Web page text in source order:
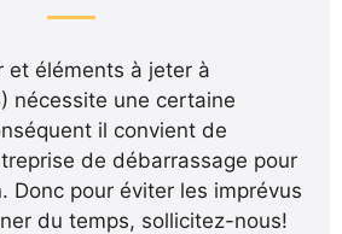
et éléments à jeter à
nécessite une certaine
il convient de
de débarrassage pour
Donc pour éviter les imprévus
du temps, sollicitez-nous!